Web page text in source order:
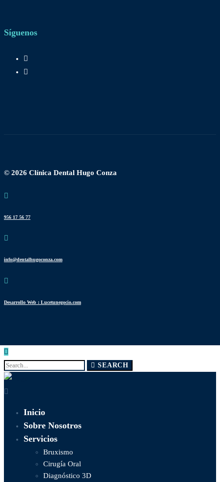
Síguenos
© 2026 Clínica Dental Hugo Conza
956 17 56 77
info@dentalhugoconza.com
Desarrollo Web : Lucetunegocio.com
Search
for:
SEARCH
Inicio
Sobre Nosotros
Servicios
Bruxismo
Cirugía Oral
Diagnóstico 3D